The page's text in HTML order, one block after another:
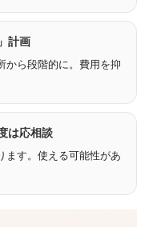
計画
から段階的に。費用を抑
は応相談
ます。使える可能性があ